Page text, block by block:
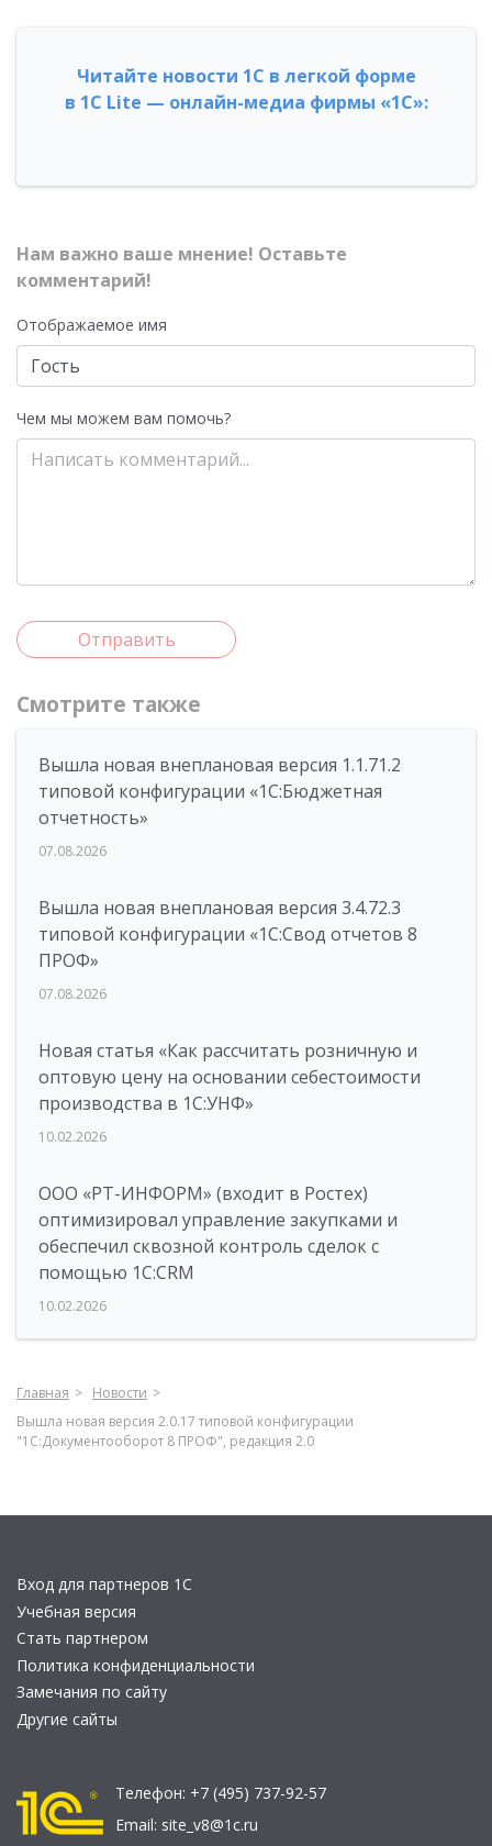
Читайте новости 1С в легкой форме
в 1С Lite — онлайн-медиа фирмы «1С»:
Нам важно ваше мнение! Оставьте
комментарий!
Отображаемое имя
Чем мы можем вам помочь?
Отправить
Смотрите также
Вышла новая внеплановая версия 1.1.71.2
типовой конфигурации «1C:Бюджетная
отчетность»
07.08.2026
Вышла новая внеплановая версия 3.4.72.3
типовой конфигурации «1C:Свод отчетов 8
ПРОФ»
07.08.2026
Новая статья «Как рассчитать розничную и
оптовую цену на основании себестоимости
производства в 1С:УНФ»
10.02.2026
ООО «РТ-ИНФОРМ» (входит в Ростех)
оптимизировал управление закупками и
обеспечил сквозной контроль сделок с
помощью 1С:CRM
10.02.2026
Главная
Новости
Вышла новая версия 2.0.17 типовой конфигурации
"1С:Документооборот 8 ПРОФ", редакция 2.0
Вход для партнеров 1С
Учебная версия
Стать партнером
Политика конфиденциальности
Замечания по сайту
Другие сайты
Телефон: +7 (495) 737-92-57
Email: site_v8@1c.ru